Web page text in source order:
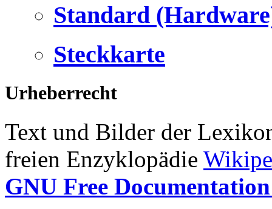
Standard
Steckkarte
Urheberrecht
Text und Bilder der
freien Enzyklopädie
GNU Free